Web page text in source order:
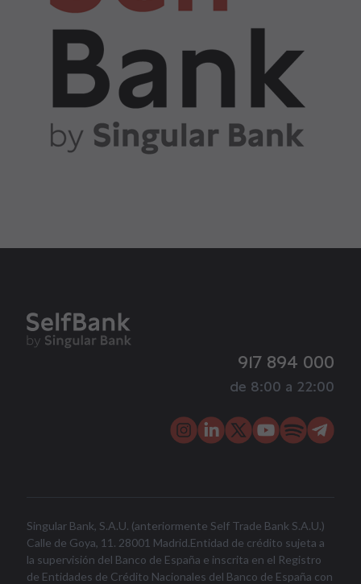
917 894 000
de 8:00 a 22:00
Singular Bank, S.A.U. (anteriormente Self Trade Bank S.A.U.)
Calle de Goya, 11. 28001 Madrid.Entidad de crédito sujeta a
la supervisión del Banco de España e inscrita en el Registro
de Entidades de Crédito Nacionales del Banco de España con